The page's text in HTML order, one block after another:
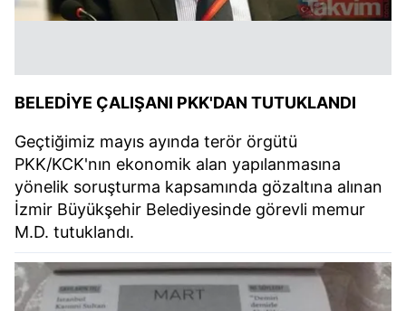
BELEDİYE ÇALIŞANI PKK'DAN TUTUKLANDI
Geçtiğimiz mayıs ayında terör örgütü
PKK/KCK'nın ekonomik alan yapılanmasına
yönelik soruşturma kapsamında gözaltına alınan
İzmir Büyükşehir Belediyesinde görevli memur
M.D. tutuklandı.